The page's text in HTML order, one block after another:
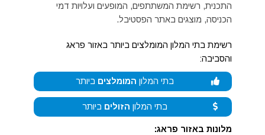
התכנית, רשימת המשתתפים, המופעים ועלויות דמי
הכניסה, מוצגים באתר הפסטיבל.
רשימת בתי המלון המומלצים ביותר באזור פראג
והסביבה:
בתי המלון המומלצים ביותר
בתי המלון הזולים ביותר
מלונות באזור פראג: